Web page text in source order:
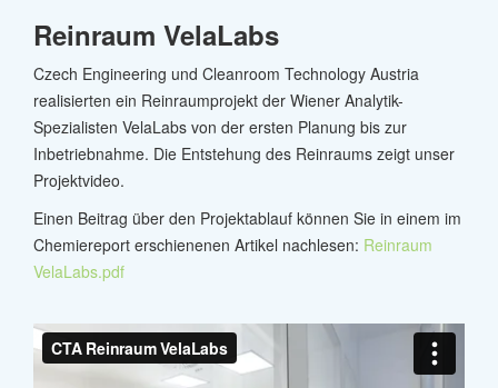
Reinraum VelaLabs
Czech Engineering und Cleanroom Technology Austria
realisierten ein Reinraumprojekt der Wiener Analytik-
Spezialisten VelaLabs von der ersten Planung bis zur
Inbetriebnahme. Die Entstehung des Reinraums zeigt unser
Projektvideo.
Einen Beitrag über den Projektablauf können Sie in einem im
Chemiereport erschienenen Artikel nachlesen: Reinraum
VelaLabs.pdf